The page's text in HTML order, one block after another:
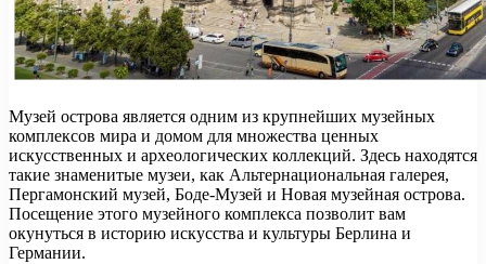
Музей острова является одним из крупнейших музейных
комплексов мира и домом для множества ценных
искусственных и археологических коллекций. Здесь находятся
такие знаменитые музеи, как Альтернациональная галерея,
Пергамонский музей, Боде-Музей и Новая музейная острова.
Посещение этого музейного комплекса позволит вам
окунуться в историю искусства и культуры Берлина и
Германии.